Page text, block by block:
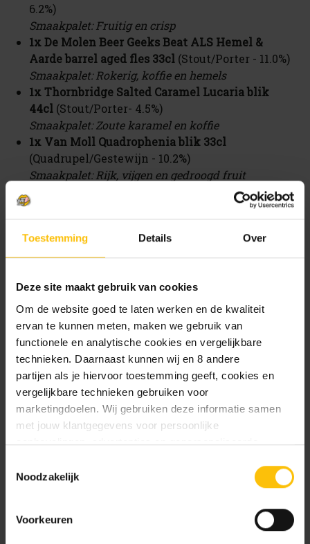
Toestemming Details Over
Deze site maakt gebruik van cookies
Om de website goed te laten werken en de kwaliteit
ervan te kunnen meten, maken we gebruik van
functionele en analytische cookies en vergelijkbare
technieken. Daarnaast kunnen wij en 8 andere
partijen als je hiervoor toestemming geeft, cookies en
vergelijkbare technieken gebruiken voor
marketingdoelen. Wij gebruiken deze informatie samen
met jouw klantgegevens voor persoonlijke
aanbevelingen, advertenties en gepersonaliseerde
ervaringen: je eigen DTDD (gepersonaliseerde
aanbevelingen, functionaliteiten en communicatie binnen
dtdd.nl (relevante advertenties op websites en apps van
Noodzakelijk
Voorkeuren
6.2%)
Smaakpalet: Fruitig en crisp
1x De Molen Beer Geeks Beat ALS Hemel &
Aarde barrel aged fles 33cl (Stout/Porter - 11.0%)
Smaakpalet: Rokerig, koffie en hemels
1x Thornbridge Salted Caramel Lucaria blik
44cl (Stout/Porter- 4.5%)
Smaakpalet: Zoute karamel en koffie
1x Van Moll Quadrophenia blik 33cl
(Quadrupel/Gestewijn - 10.2%)
Smaakpalet: Rijk, vijgen en gedroogd fruit
(Session
IPA with Lime - 3.8%)
limoen
1xThornbridge Panela blik 44cl (Stout/Porter -
7.0%)
Smaakpalet: Koffie en panela suiker
1x BrewDog Emerald Daze blik 44cl(NEIPA -
8.0%)
Smaakpalet: Tropisch fruit, vers gemaaid gras en
romig
1x Uiltje Imperial March blik 33cl
1x Uiltje the Ants Are My Friends, they're
(Northern IPA -
Smaakpalet: Fruitig en crisp